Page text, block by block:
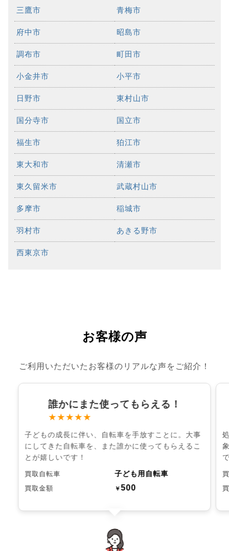
三鷹市 青梅市
府中市 昭島市
調布市 町田市
小金井市 小平市
日野市 東村山市
国分寺市 国立市
福生市 狛江市
東大和市 清瀬市
東久留米市 武蔵村山市
多摩市 稲城市
羽村市 あきる野市
西東京市
お客様の声
ご利用いただいたお客様のリアルな声をご紹介！
誰かにまた使ってもらえる！
★★★★★
子どもの成長に伴い、自転車を手放すことに。大事
にしてきた自転車を、また誰かに使ってもらえるこ
とが嬉しいです！
買取自転車 子ども用自転車
買取金額 ￥500
chevron_left chevron_right